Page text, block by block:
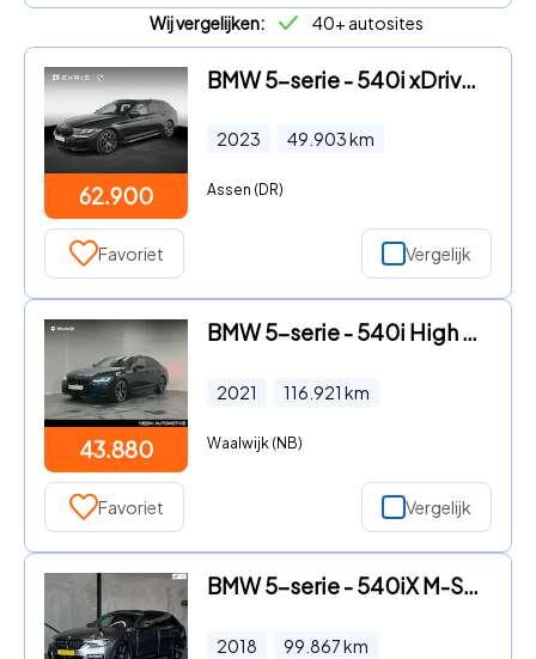
Wij vergelijken: 40+ autosites
62.900
BMW 5-serie - 540i xDrive Business Edition Plus | M-Sportpakket | Schuifka
2023 49.903km
Assen (DR)
Favoriet Vergelijk
43.880
BMW 5-serie - 540i High Executive Edition
2021 116.921 km
Waalwijk (NB)
Favoriet Vergelijk
BMW 5-serie - 540iX M-Sport, Pano, DDC, 360°, ACC, VOL
2018 99.867km